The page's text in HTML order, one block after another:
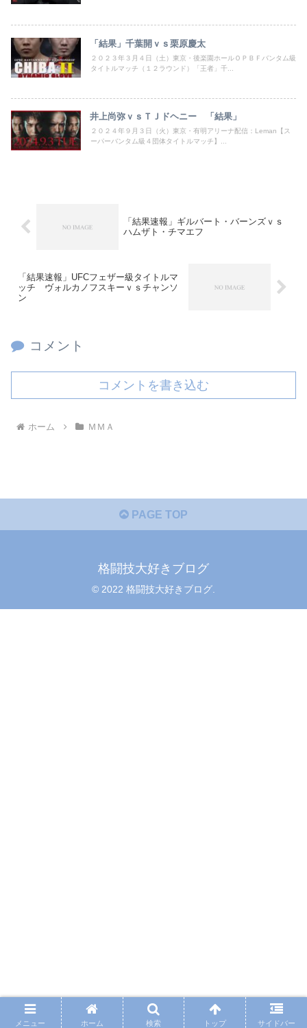
「結果」千葉開ｖｓ栗原慶太
２０２３年３月４日（土）東京・後楽園ホールＯＰＢＦバンタム級
タイトルマッチ（１２ラウンド）「王者」千...
井上尚弥ｖｓＴＪドヘニー 「結果」
２０２４年９月３日（火）東京・有明アリーナ配信：Leman【ス
ーパーバンタム級４団体タイトルマッチ】...
「結果速報」ギルバート・バーンズｖｓ
ハムザト・チマエフ
「結果速報」UFCフェザー級タイトルマ
ッチ ヴォルカノフスキーｖｓチャンソ
ン
コメント
コメントを書き込む
ホーム ＭＭＡ
PAGE TOP
格闘技大好きブログ
© 2022 格闘技大好きブログ.
メニュー ホーム 検索 トップ サイドバー